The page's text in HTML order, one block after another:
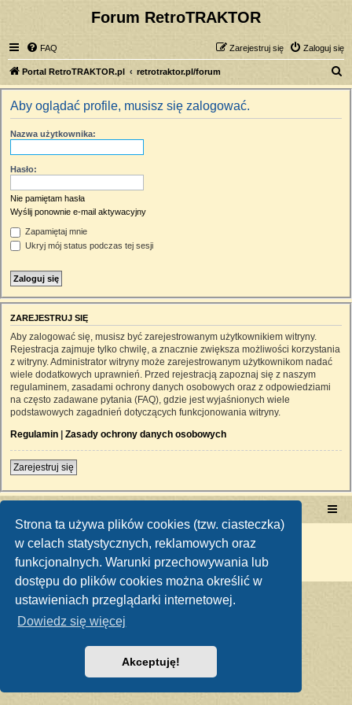
Strona ta używa plików cookies (tzw. ciasteczka)
w celach statystycznych, reklamowych oraz
funkcjonalnych. Warunki przechowywania lub
dostępu do plików cookies można określić w
ustawieniach przeglądarki internetowej.
Dowiedz się więcej
Akceptuję!
Forum RetroTRAKTOR
FAQ Zaloguj się
Zarejestruj się
Portal RetroTRAKTOR.pl retrotraktor.pl/forum
z
Aby oglądać profile, musisz się zalogować.
Nazwa użytkownika:
Hasło:
Nie pamiętam hasła
Wyślij ponownie e-mail aktywacyjny
Zapamiętaj mnie
Ukryj mój status podczas tej sesji
ZAREJESTRUJ SIĘ
Aby zalogować się, musisz być zarejestrowanym użytkownikiem witryny.
Rejestracja zajmuje tylko chwilę, a znacznie zwiększa możliwości korzystania
z witryny. Administrator witryny może zarejestrowanym użytkownikom nadać
wiele dodatkowych uprawnień. Przed rejestracją zapoznaj się z naszym
regulaminem, zasadami ochrony danych osobowych oraz z odpowiedziami
na często zadawane pytania (FAQ), gdzie jest wyjaśnionych wiele
podstawowych zagadnień dotyczących funkcjonowania witryny.
Regulamin | Zasady ochrony danych osobowych
Zarejestruj się
Technologię dostarcza phpBB ® Forum Software © phpBB Limited
Polski pakiet językowy dostarcza
Zasady ochrony danych osobowych|Regulamin